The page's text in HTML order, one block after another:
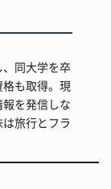
同大学を卒
も取得。現
を発信しな
旅行とフラ